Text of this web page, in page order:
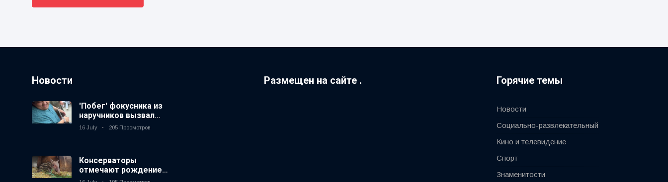
Новости
'Побег' фокусника из
наручников вызвал
смех у аудитории
16 July 205 Просмотров
Консерваторы
отмечают рождение
первого низкогорного
Размещен на сайте . Горячие темы
Новости
Социально-развлекательный
Кино и телевидение
Спорт
Знаменитости